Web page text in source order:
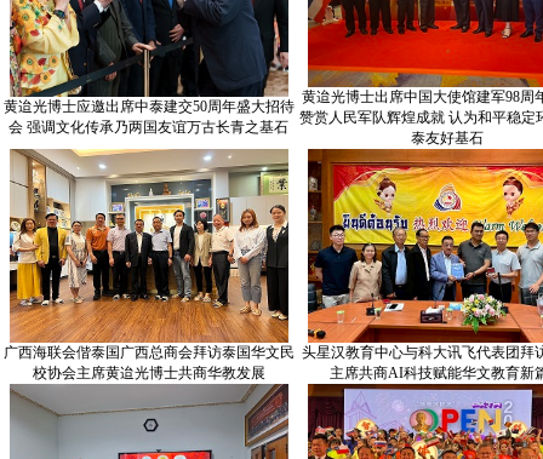
黄迨光博士应邀出席中泰建交50周年盛大招待
会 强调文化传承乃两国友谊万古长青之基石
黄迨光博士出席中国大使馆建军98周
赞赏人民军队辉煌成就 认为和平稳定
泰友好基石
广西海联会偕泰国广西总商会拜访泰国华文民
校协会主席黄迨光博士共商华教发展
头星汉教育中心与科大讯飞代表团拜
主席共商AI科技赋能华文教育新